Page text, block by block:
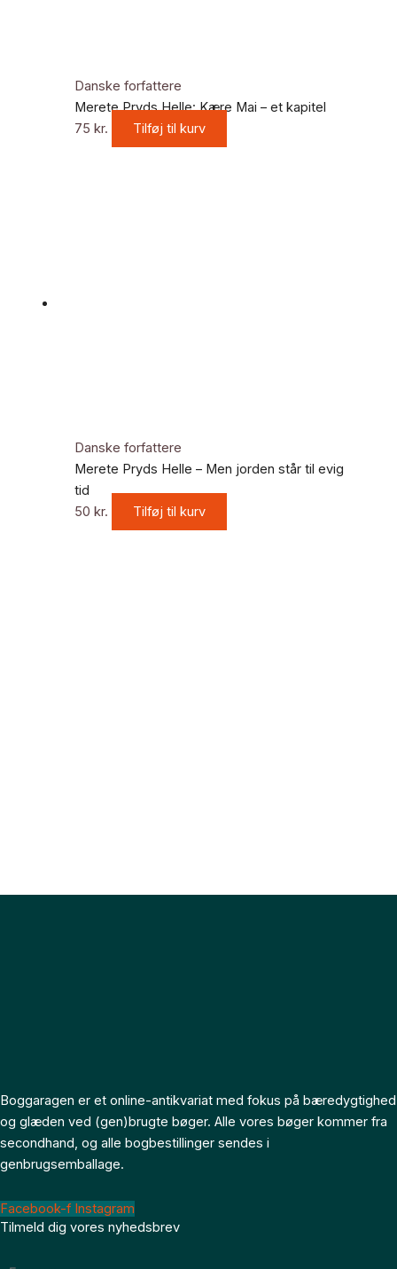
Danske forfattere
Merete Pryds Helle: Kære Mai – et kapitel
75 kr. Tilføj til kurv
Danske forfattere
Merete Pryds Helle – Men jorden står til evig
tid
50 kr. Tilføj til kurv
Boggaragen er et online-antikvariat med fokus på bæredygtighed
og glæden ved (gen)brugte bøger. Alle vores bøger kommer fra
secondhand, og alle bogbestillinger sendes i
genbrugsemballage.
Facebook-f Instagram
Tilmeld dig vores nyhedsbrev